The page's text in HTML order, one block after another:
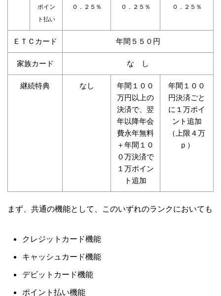
ポイン
ト払い
０．２５％ ０．２５％ ０．２５％
ＥＴＣカード 年間５５０円
家族カード な し
継続特典 なし
年間１００
万円以上の
決済で、翌
年以降年会
費永年無料
＋年間１０
０万決済で
１万ポイン
ト追加
年間１００
円決済ごと
に１万ポイ
ント追加
（上限４万
ｐ）
まず、共通の機能として、このいずれのランクにおいても
クレジットカード機能
キャッシュカード機能
デビットカード機能
ポイント払い機能